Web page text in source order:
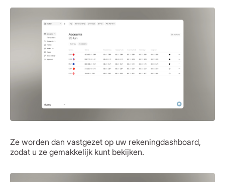
Ze worden dan vastgezet op uw rekeningdashboard,
zodat u ze gemakkelijk kunt bekijken.